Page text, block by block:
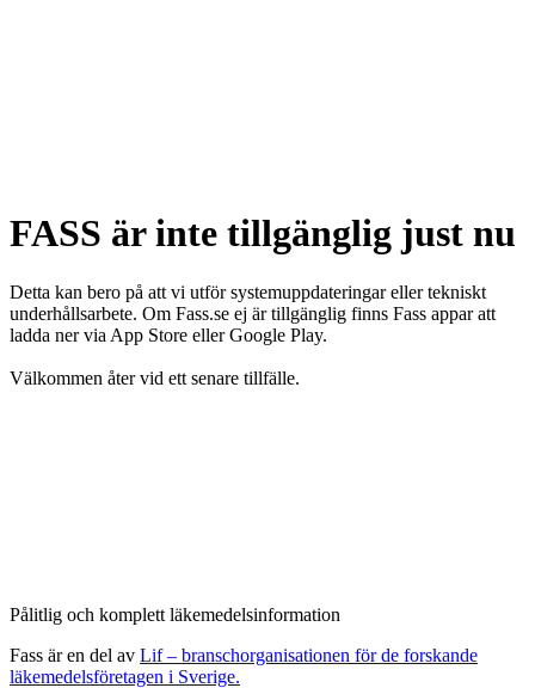
FASS är inte tillgänglig just nu
Detta kan bero på att vi utför systemuppdateringar eller tekniskt
underhållsarbete. Om Fass.se ej är tillgänglig finns Fass appar att
ladda ner via App Store eller Google Play.
Välkommen åter vid ett senare tillfälle.
Pålitlig och komplett läkemedelsinformation
Fass är en del av Lif – branschorganisationen för de forskande
läkemedelsföretagen i Sverige.